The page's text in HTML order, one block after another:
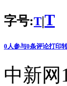
字号:T|T
0 人参与0条评论打印
中新网